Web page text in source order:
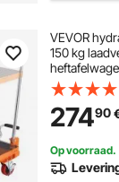
VEVOR
150 kg
hefbereik
450 mm
enkele
magazijnen
27490
Op voorraad.